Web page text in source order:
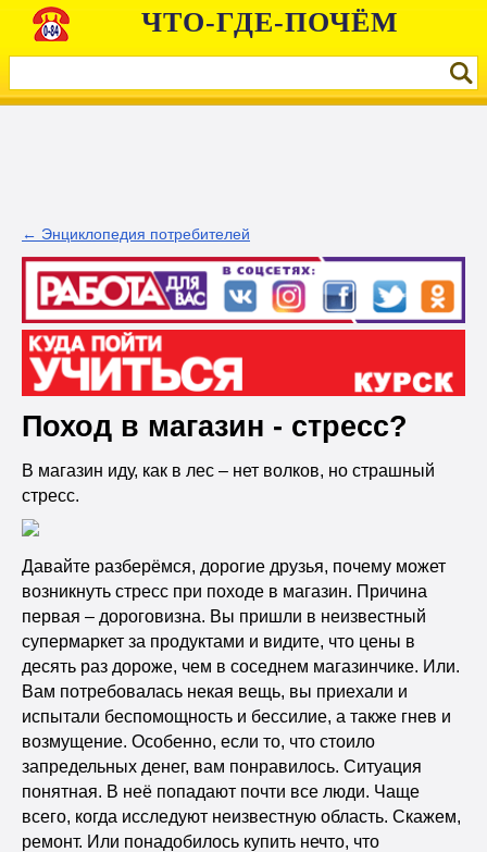
ЧТО-ГДЕ-ПОЧЁМ
← Энциклопедия потребителей
Поход в магазин - стресс?
В магазин иду, как в лес – нет волков, но страшный
стресс.
Давайте разберёмся, дорогие друзья, почему может
возникнуть стресс при походе в магазин. Причина
первая – дороговизна. Вы пришли в неизвестный
супермаркет за продуктами и видите, что цены в
десять раз дороже, чем в соседнем магазинчике. Или.
Вам потребовалась некая вещь, вы приехали и
испытали беспомощность и бессилие, а также гнев и
возмущение. Особенно, если то, что стоило
запредельных денег, вам понравилось. Ситуация
понятная. В неё попадают почти все люди. Чаще
всего, когда исследуют неизвестную область. Скажем,
ремонт. Или понадобилось купить нечто, что